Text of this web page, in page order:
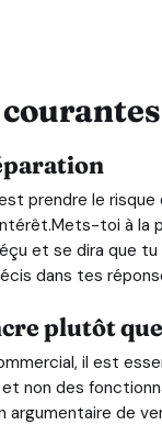
prendre le
toi à la
et se dira que tu
dans tes
plutôt
il est
non des
argumentaire de